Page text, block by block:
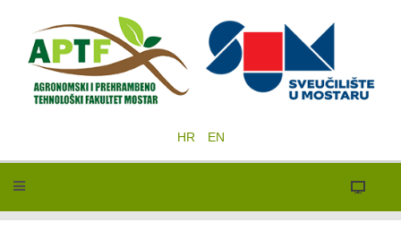
HR EN